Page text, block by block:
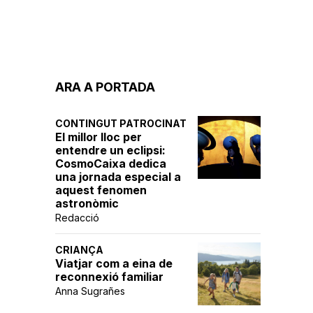
ARA A PORTADA
CONTINGUT PATROCINAT
El millor lloc per
entendre un eclipsi:
CosmoCaixa dedica
una jornada especial a
aquest fenomen
astronòmic
Redacció
CRIANÇA
Viatjar com a eina de
reconnexió familiar
Anna Sugrañes